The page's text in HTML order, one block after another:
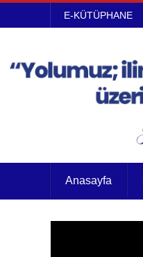
E-KÜTÜPHANE
Anasayfa